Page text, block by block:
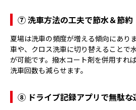
⑦ 洗車方法の工夫で節水＆節約
夏場は洗車の頻度が増える傾向にあり
車や、クロス洗車に切り替えることで
が可能です。撥水コート剤を併用すれ
洗車回数も減らせます。
⑧ ドライブ記録アプリで無駄な